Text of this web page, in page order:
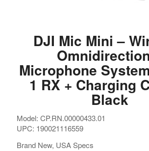
DJI Mic Mini –
Microphone
1 RX + Charging
Black
Model: CP.RN.00000433.01
UPC: 190021116559
Brand New, USA Specs